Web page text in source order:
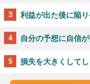
利益が出た後に陥
自分の予想に自信
損失を大きくして